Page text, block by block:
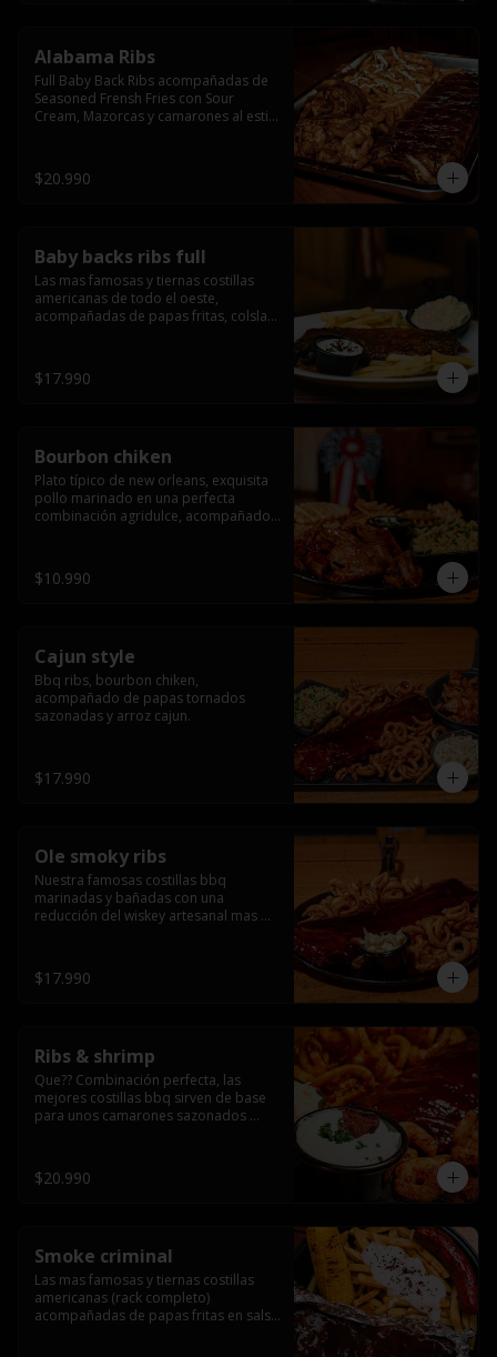
Alabama Ribs
Full Baby Back Ribs acompañadas de
Seasoned Frensh Fries con Sour
Cream, Mazorcas y camarones al estilo
$20.990
Baby backs ribs full
Las mas famosas y tiernas costillas
americanas de todo el oeste,
acompañadas de papas fritas, colslaw
$17.990
Bourbon chiken
Plato típico de new orleans, exquisita
pollo marinado en una perfecta
combinación agridulce, acompañado
$10.990
Cajun style
Bbq ribs, bourbon chiken,
acompañado de papas tornados
sazonadas y arroz cajun.
$17.990
Ole smoky ribs
Nuestra famosas costillas bbq
marinadas y bañadas con una
reducción del wiskey artesanal mas
tornado y colslaw.
$17.990
Ribs & shrimp
Que?? Combinación perfecta, las
mejores costillas bbq sirven de base
para unos camarones sazonados
americanas en formato twister y una
deliciosa ensalada coleslaw.
$20.990
Smoke criminal
Las mas famosas y tiernas costillas
americanas (rack completo)
acompañadas de papas fritas en salsa